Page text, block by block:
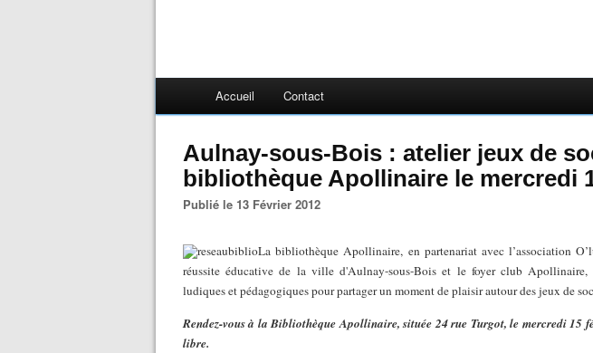
Accueil Contact
Aulnay-sous-Bois : atelier jeux de
bibliothèque Apollinaire le mercredi
Publié le 13 Février 2012
La bibliothèque Apollinaire, en partenariat avec l’association
réussite éducative de la ville d'Aulnay-sous-Bois et le foyer club Apollinaire,
ludiques et pédagogiques pour partager un moment de plaisir autour des jeux de
Rendez-vous à la Bibliothèque Apollinaire, située 24 rue Turgot, le mercredi 15
libre.